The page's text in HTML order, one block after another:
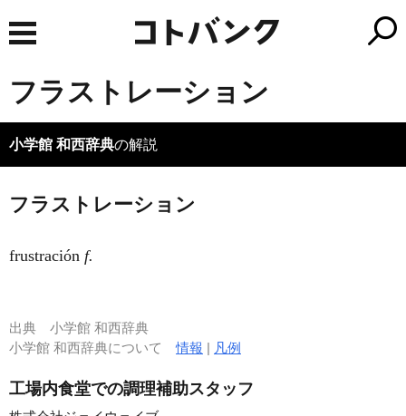
フラストレーション
小学館 和西辞典の解説
フラストレーション
frustración f.
出典 小学館 和西辞典
小学館 和西辞典について情報 | 凡例
工場内食堂での調理補助スタッフ